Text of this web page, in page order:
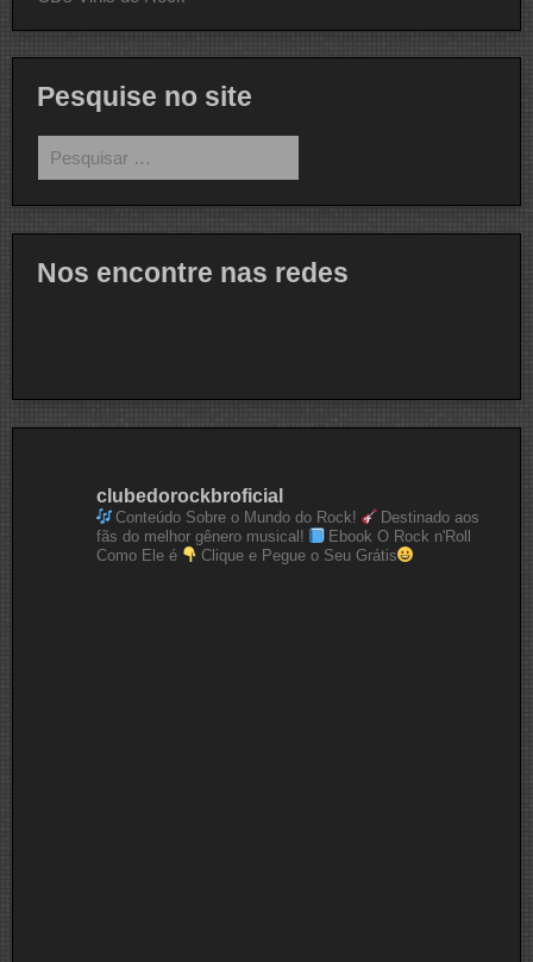
Pesquise no site
por:
Nos encontre nas redes
clubedorockbroficial
Conteúdo Sobre o Mundo do Rock!
Destinado aos
fãs do melhor gênero musical!
Ebook O Rock n'Roll
Como Ele é
Clique e Pegue o Seu Grátis